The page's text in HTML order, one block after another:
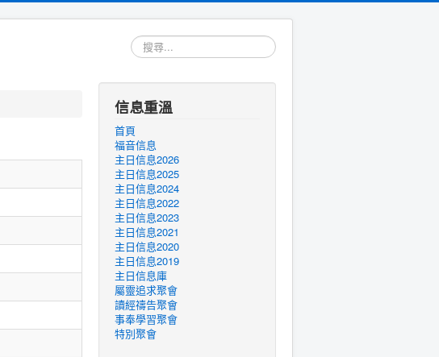
搜
尋...
信息重溫
首頁
福音信息
主日信息2026
主日信息2025
主日信息2024
主日信息2022
主日信息2023
主日信息2021
主日信息2020
主日信息2019
主日信息庫
屬靈追求聚會
讀經禱告聚會
事奉學習聚會
特別聚會